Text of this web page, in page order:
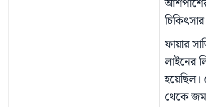
ফায়ার
লাইনের
হয়েছিল।
থেকে